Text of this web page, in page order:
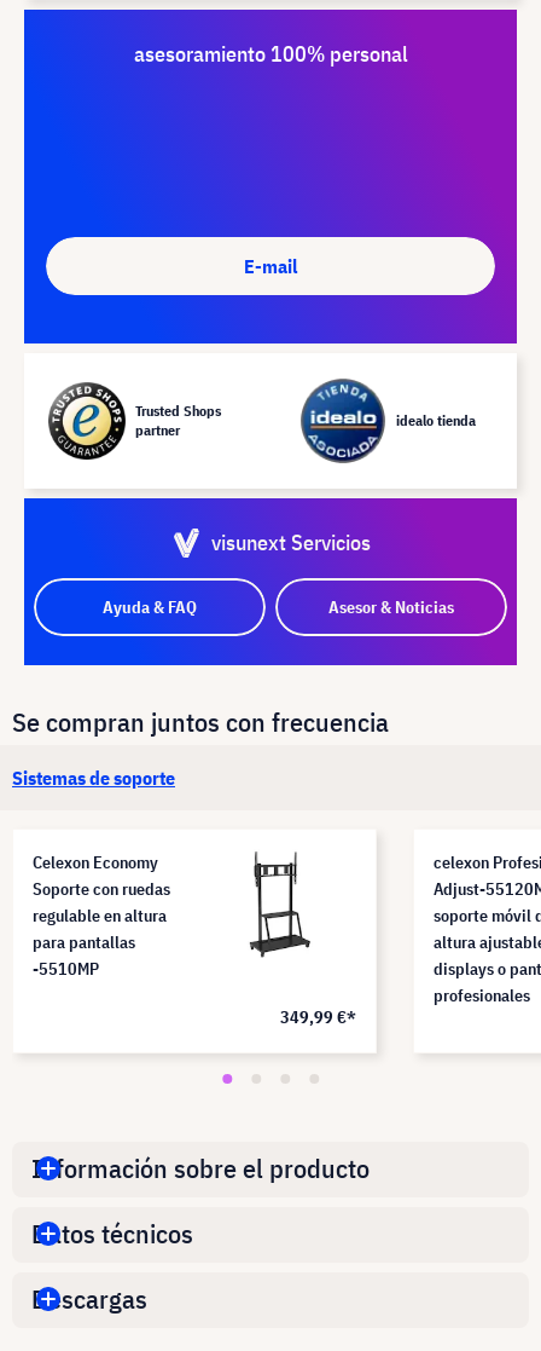
asesoramiento 100% personal
E-mail
Trusted Shops
partner
idealo tienda
visunext Servicios
Ayuda & FAQ Asesor & Noticias
Se compran juntos con frecuencia
Sistemas de soporte
Celexon Economy
Soporte con ruedas
regulable en altura
para pantallas
-5510MP
349,99 €*
celexon
Adjust-
soporte móvil
altura
displays o
profesionales
Información sobre el producto
Datos técnicos
Descargas